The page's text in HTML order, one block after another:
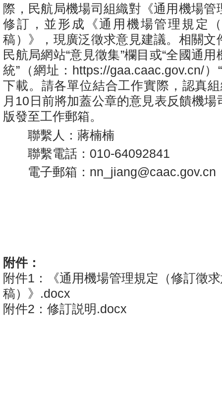
際，民航局機場司組織對《通用機場管
修訂，並形成《通用機場管理規定
稿）》，現廣泛徵求意見建議。相關文
民航局網站“意見徵集”欄目或“全國通
統”（網址： https://gaa.caac.gov.cn/）
下載。請各單位結合工作實際，認真
月10日前將加蓋公章的意見表反饋機場
版發至工作郵箱。
聯繫人：蔣楠楠
聯繫電話：010-64092841
電子郵箱：nn_jiang@caac.gov.cn
附件：
附件1：《通用機場管理規定（修訂徵
稿）》.docx
附件2：修訂説明.docx